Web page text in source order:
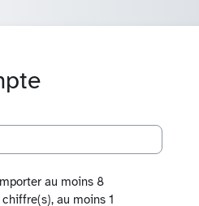
au moins 8
au moins 1